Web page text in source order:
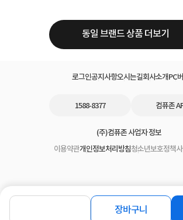
장바구니
동일 브랜드 상품 더보기
로그인공지사항오시는길회사소개PC
1588-8377 컴퓨존
(주)컴퓨존 사업자 정보
이용약관개인정보처리방침청소년보호정책